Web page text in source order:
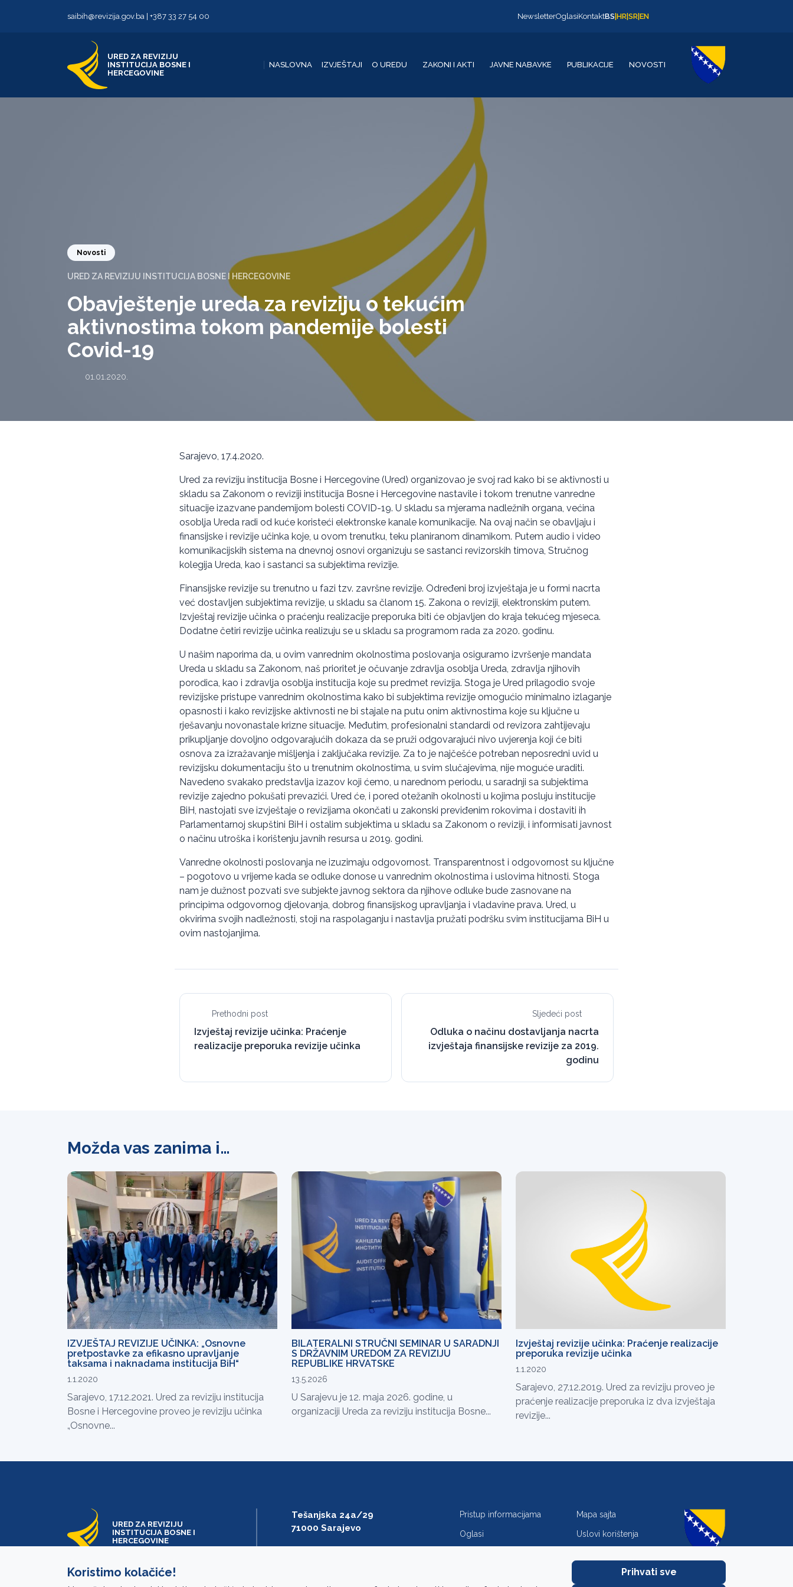
saibih@revizija.gov.ba +387 33 27 54 00 NewsletterOglasiKontaktBS HR SR EN
URED ZA REVIZIJU
INSTITUCIJA BOSNE I
HERCEGOVINE
NASLOVNA IZVJEŠTAJI O UREDU ZAKONI I AKTI JAVNE NABAVKE PUBLIKACIJE NOVOSTI
Novosti
URED ZA REVIZIJU INSTITUCIJA BOSNE I HERCEGOVINE
Obavještenje ureda za reviziju o tekućim
aktivnostima tokom pandemije bolesti
Covid-19
01.01.2020.
Sarajevo, 17.4.2020.
Ured za reviziju institucija Bosne i Hercegovine (Ured) organizovao je svoj rad kako bi se aktivnosti u
skladu sa Zakonom o reviziji institucija Bosne i Hercegovine nastavile i tokom trenutne vanredne
situacije izazvane pandemijom bolesti COVID-19. U skladu sa mjerama nadležnih organa, većina
osoblja Ureda radi od kuće koristeći elektronske kanale komunikacije. Na ovaj način se obavljaju i
finansijske i revizije učinka koje, u ovom trenutku, teku planiranom dinamikom. Putem audio i video
komunikacijskih sistema na dnevnoj osnovi organizuju se sastanci revizorskih timova, Stručnog
kolegija Ureda, kao i sastanci sa subjektima revizije.
Finansijske revizije su trenutno u fazi tzv. završne revizije. Određeni broj izvještaja je u formi nacrta
već dostavljen subjektima revizije, u skladu sa članom 15. Zakona o reviziji, elektronskim putem.
Izvještaj revizije učinka o praćenju realizacije preporuka biti će objavljen do kraja tekućeg mjeseca.
Dodatne četiri revizije učinka realizuju se u skladu sa programom rada za 2020. godinu.
U našim naporima da, u ovim vanrednim okolnostima poslovanja osiguramo izvršenje mandata
Ureda u skladu sa Zakonom, naš prioritet je očuvanje zdravlja osoblja Ureda, zdravlja njihovih
porodica, kao i zdravlja osoblja institucija koje su predmet revizija. Stoga je Ured prilagodio svoje
revizijske pristupe vanrednim okolnostima kako bi subjektima revizije omogućio minimalno izlaganje
opasnosti i kako revizijske aktivnosti ne bi stajale na putu onim aktivnostima koje su ključne u
rješavanju novonastale krizne situacije. Međutim, profesionalni standardi od revizora zahtijevaju
prikupljanje dovoljno odgovarajućih dokaza da se pruži odgovarajući nivo uvjerenja koji će biti
osnova za izražavanje mišljenja i zaključaka revizije. Za to je najčešće potreban neposredni uvid u
revizijsku dokumentaciju što u trenutnim okolnostima, u svim slučajevima, nije moguće uraditi.
Navedeno svakako predstavlja izazov koji ćemo, u narednom periodu, u saradnji sa subjektima
revizije zajedno pokušati prevazići. Ured će, i pored otežanih okolnosti u kojima posluju institucije
BiH, nastojati sve izvještaje o revizijama okončati u zakonski previđenim rokovima i dostaviti ih
Parlamentarnoj skupštini BiH i ostalim subjektima u skladu sa Zakonom o reviziji, i informisati javnost
o načinu utroška i korištenju javnih resursa u 2019. godini.
Vanredne okolnosti poslovanja ne izuzimaju odgovornost. Transparentnost i odgovornost su ključne
– pogotovo u vrijeme kada se odluke donose u vanrednim okolnostima i uslovima hitnosti. Stoga
nam je dužnost pozvati sve subjekte javnog sektora da njihove odluke bude zasnovane na
principima odgovornog djelovanja, dobrog finansijskog upravljanja i vladavine prava. Ured, u
okvirima svojih nadležnosti, stoji na raspolaganju i nastavlja pružati podršku svim institucijama BiH u
ovim nastojanjima.
Prethodni post
Izvještaj revizije učinka: Praćenje
realizacije preporuka revizije učinka
Sljedeći post
Odluka o načinu dostavljanja nacrta
izvještaja finansijske revizije za 2019.
godinu
Možda vas zanima i…
IZVJEŠTAJ REVIZIJE UČINKA: „Osnovne
pretpostavke za efikasno upravljanje
taksama i naknadama institucija BiH“
1.1.2020
Sarajevo, 17.12.2021. Ured za reviziju institucija
Bosne i Hercegovine proveo je reviziju učinka
„Osnovne...
BILATERALNI STRUČNI SEMINAR U SARADNJI
S DRŽAVNIM UREDOM ZA REVIZIJU
REPUBLIKE HRVATSKE
13.5.2026
U Sarajevu je 12. maja 2026. godine, u
organizaciji Ureda za reviziju institucija Bosne...
Izvještaj revizije učinka: Praćenje realizacije
preporuka revizije učinka
1.1.2020
Sarajevo, 27.12.2019. Ured za reviziju proveo je
praćenje realizacije preporuka iz dva izvještaja
revizije...
URED ZA REVIZIJU
INSTITUCIJA BOSNE I
HERCEGOVINE
Tešanjska 24a/29
71000 Sarajevo
Pristup informacijama Mapa sajta
Oglasi Uslovi korištenja
Koristimo kolačiće! Prihvati sve